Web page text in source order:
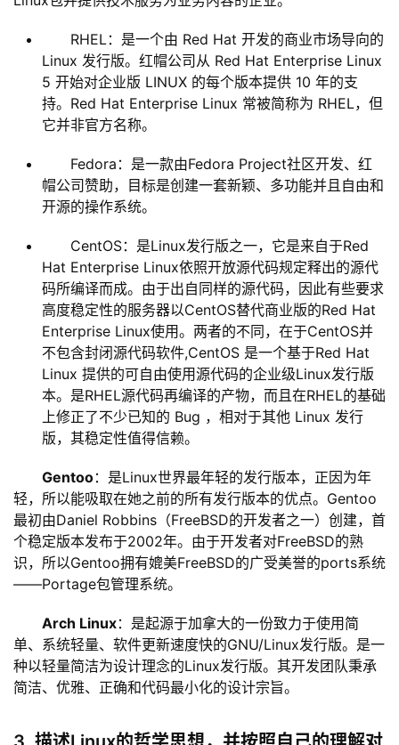
RHEL：是一个由 Red Hat 开发的商业市场导向的
Linux 发行版。红帽公司从 Red Hat Enterprise Linux
5 开始对企业版 LINUX 的每个版本提供 10 年的支
持。Red Hat Enterprise Linux 常被简称为 RHEL，但
它并非官方名称。
Fedora：是一款由Fedora Project社区开发、红
帽公司赞助，目标是创建一套新颖、多功能并且自由和
开源的操作系统。
CentOS：是Linux发行版之一，它是来自于Red
Hat Enterprise Linux依照开放源代码规定释出的源代
码所编译而成。由于出自同样的源代码，因此有些要求
高度稳定性的服务器以CentOS替代商业版的Red Hat
Enterprise Linux使用。两者的不同，在于CentOS并
不包含封闭源代码软件,CentOS 是一个基于Red Hat
Linux 提供的可自由使用源代码的企业级Linux发行版
本。是RHEL源代码再编译的产物，而且在RHEL的基础
上修正了不少已知的 Bug ，相对于其他 Linux 发行
版，其稳定性值得信赖。
Gentoo：是Linux世界最年轻的发行版本，正因为年
轻，所以能吸取在她之前的所有发行版本的优点。Gentoo
最初由Daniel Robbins（FreeBSD的开发者之一）创建，首
个稳定版本发布于2002年。由于开发者对FreeBSD的熟
识，所以Gentoo拥有媲美FreeBSD的广受美誉的ports系统
——Portage包管理系统。
Arch Linux：是起源于加拿大的一份致力于使用简
单、系统轻量、软件更新速度快的GNU/Linux发行版。是一
种以轻量简洁为设计理念的Linux发行版。其开发团队秉承
简洁、优雅、正确和代码最小化的设计宗旨。